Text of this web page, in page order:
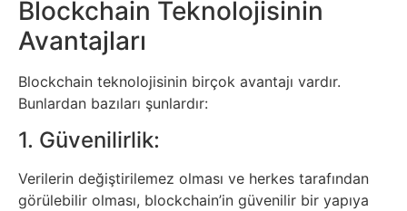
Hayvanlar
Hobi
Hosting
Hukuk
Blockchain Teknolojisinin
Avantajları
Blockchain teknolojisinin birçok avantajı vardır.
Bunlardan bazıları şunlardır:
1. Güvenilirlik:
Verilerin değiştirilemez olması ve herkes tarafından
görülebilir olması, blockchain’in güvenilir bir yapıya